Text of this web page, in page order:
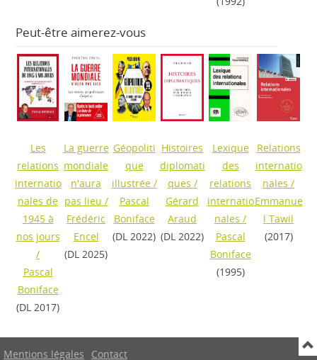
Peut-être aimerez-vous
Les
relations
internatio
nales de
1945 à
nos jours
/
Pascal
Boniface
(DL 2017)
La guerre
mondiale
n'aura
pas lieu /
Frédéric
Encel
(DL 2025)
Géopoliti
que
illustrée/
Pascal
Boniface
(DL 2022)
Histoires
diplomati
ques /
Gérard
Araud
(DL 2022)
Lexique
des
relations
internatio
nales /
Pascal
Boniface
(1995)
Relations
internatio
nales /
Emmanue
l Tawil
(2017)
Mentions légales Contact